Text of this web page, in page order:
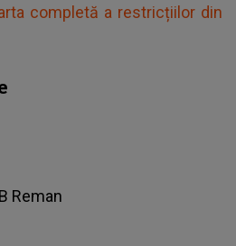
completă a restricțiilor din
Reman